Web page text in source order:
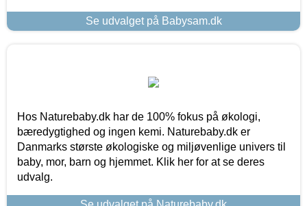
Se udvalget på Babysam.dk
Hos Naturebaby.dk har de 100% fokus på økologi,
bæredygtighed og ingen kemi. Naturebaby.dk er
Danmarks største økologiske og miljøvenlige univers til
baby, mor, barn og hjemmet. Klik her for at se deres
udvalg.